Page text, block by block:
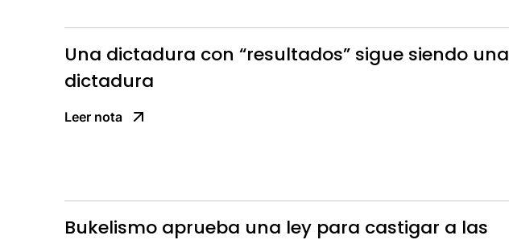
Una dictadura con “resultados” sigue siendo una
dictadura
Leer nota
Bukelismo aprueba una ley para castigar a las